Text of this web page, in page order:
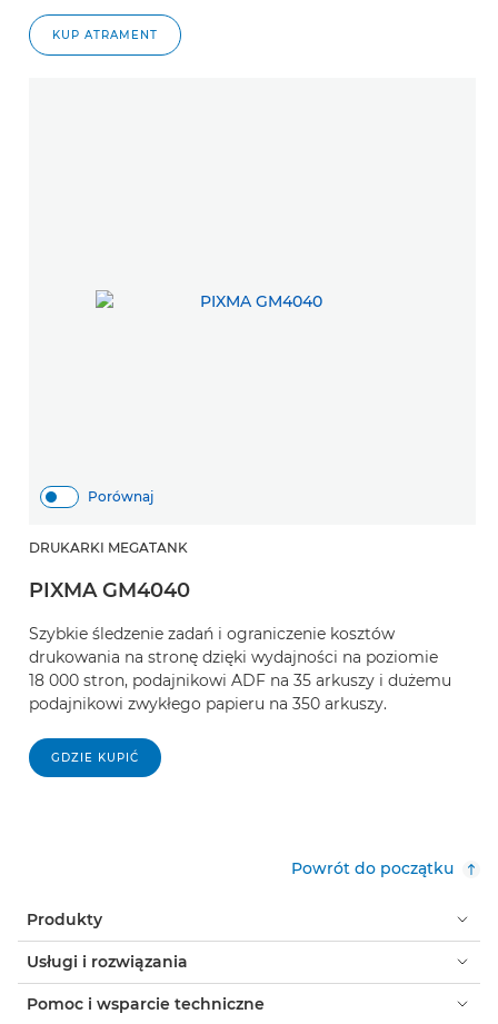
KUP ATRAMENT
Porównaj
DRUKARKI MEGATANK
PIXMA GM4040
Szybkie śledzenie zadań i ograniczenie kosztów
drukowania na stronę dzięki wydajności na poziomie
18 000 stron, podajnikowi ADF na 35 arkuszy i dużemu
podajnikowi zwykłego papieru na 350 arkuszy.
GDZIE KUPIĆ
Powrót do początku
Produkty
Usługi i rozwiązania
Pomoc i wsparcie techniczne